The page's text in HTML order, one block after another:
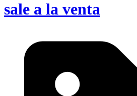
sale a la venta